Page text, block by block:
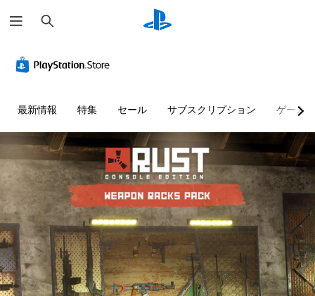
索
最新情報 特集 セール サブスクリプション ゲーム